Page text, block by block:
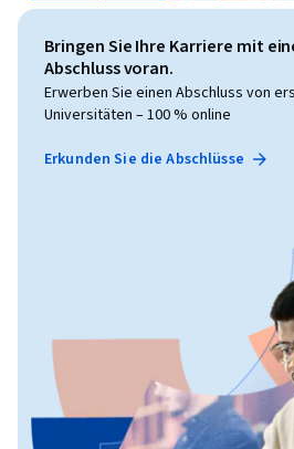
Bringen Sie Ihre Karriere mit
Abschluss voran.
Erwerben Sie einen Abschluss von
Universitäten – 100 % online
Erkunden Sie die Abschlüsse